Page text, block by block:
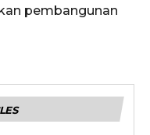
pembangunan